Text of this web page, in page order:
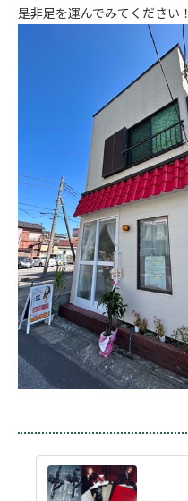
是非足を運んでみてください！